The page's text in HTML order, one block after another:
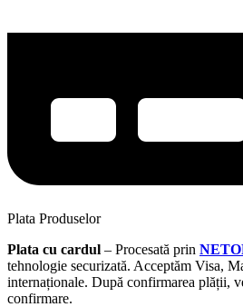
Plata Produselor
Plata cu cardul – Procesată prin
tehnologie securizată. Acceptăm Visa,
internaționale. După confirmarea plății,
confirmare.